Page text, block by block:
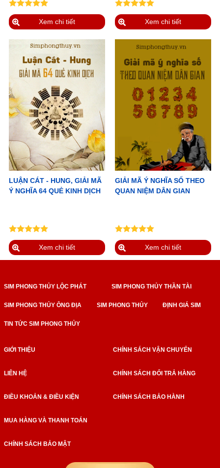
Xem chi tiết Xem chi tiết
LUẬN CÁT - HUNG, GIẢI MÃ
Ý NGHĨA 64 QUẺ KINH DỊCH
Xem chi tiết
GIẢI MÃ Ý NGHĨA SỐ THEO
QUAN NIỆM DÂN GIAN
Xem chi tiết
SIM PHONG THỦY LỘC PHÁT SIM PHONG THỦY THẦN TÀI
SIM PHONG THỦY ÔNG ĐỊA SIM PHONG THỦY ĐỊNH GIÁ SIM
TIN TỨC SIM PHONG THỦY
GIỚI THIỆU
LIÊN HỆ
ĐIỀU KHOẢN & ĐIỀU KIỆN
MUA HÀNG VÀ THANH TOÁN
CHÍNH SÁCH BẢO MẬT
CHÍNH SÁCH VẬN CHUYỂN
CHÍNH SÁCH ĐỔI TRẢ HÀNG
CHÍNH SÁCH BẢO HÀNH